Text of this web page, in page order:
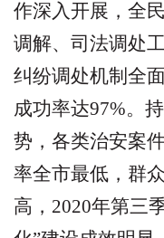
作深入开展，全
调解、司法调处
纠纷调处机制全
成功率达97%。
势，各类治安案
率全市最低，群
高， 2020年第三